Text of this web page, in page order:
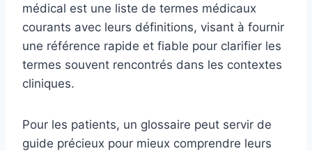
médical est une liste de termes médicaux
courants avec leurs définitions, visant à fournir
une référence rapide et fiable pour clarifier les
termes souvent rencontrés dans les contextes
cliniques.
Pour les patients, un glossaire peut servir de
guide précieux pour mieux comprendre leurs